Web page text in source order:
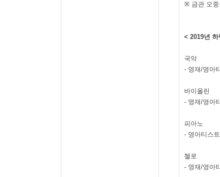
※ 금관 오
< 2019년
국악
- 영재/영아
바이올린
- 영재/영아
피아노
- 영아티스트
첼로
- 영재/영아